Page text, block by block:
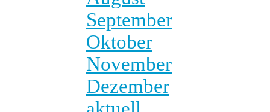
September
Oktober
November
Dezember